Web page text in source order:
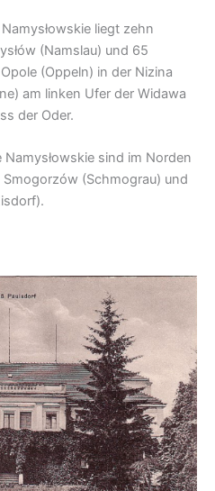
liegt zehn
(Namslau) und 65
(Oppeln) in der Nizina
am linken Ufer der Widawa
der Oder.
sind im Norden
Smogorzów (Schmograu) und